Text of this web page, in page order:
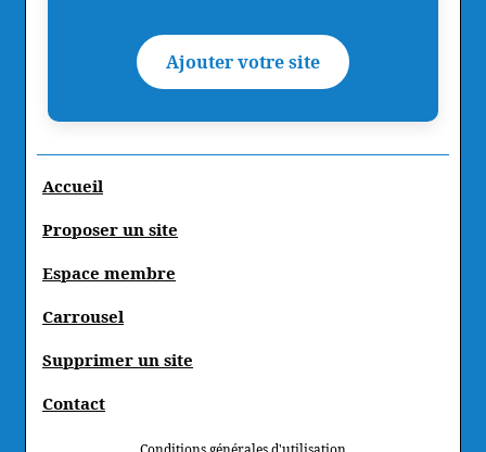
Ajouter votre site
Accueil
Proposer un site
Espace membre
Carrousel
Supprimer un site
Contact